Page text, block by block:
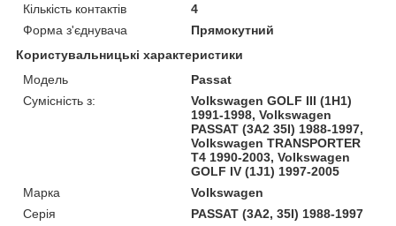
Кількість контактів
4
Форма з'єднувача
Прямокутний
Користувальницькі характеристики
Модель
Passat
Сумісність з:
Volkswagen GOLF III (1H1)
1991-1998, Volkswagen
PASSAT (3A2 35I) 1988-1997,
Volkswagen TRANSPORTER
T4 1990-2003, Volkswagen
GOLF IV (1J1) 1997-2005
Марка
Volkswagen
Серія
PASSAT (3A2, 35I) 1988-1997